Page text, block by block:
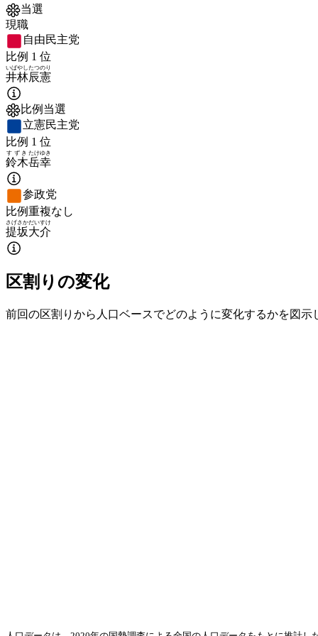
当選
現職
自由民主党
比例 1 位
井林
いばやし
辰憲
たつのり
比例当選
立憲民主党
比例 1 位
鈴木
すずき
岳幸
たけゆき
参政党
比例重複なし
提坂
さげさか
大介
だいすけ
区割りの変化
前回の区割りから人口ベースでどのように変化するかを図示